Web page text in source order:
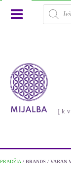
Products
search
PRADŽIA / BRANDS / VARAN